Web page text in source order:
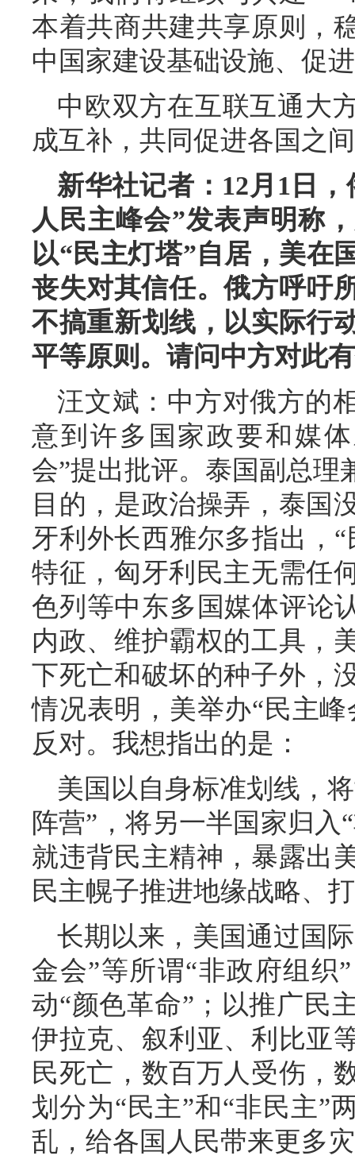
本着共商共建共享原则，
中国家建设基础设施、促
中欧双方在互联互通大
成互补，共同促进各国之
新华社记者：12月1日
人民主峰会”发表声明称
以“民主灯塔”自居，美在
丧失对其信任。俄方呼吁
不搞重新划线，以实际行
平等原则。请问中方对此
汪文斌：中方对俄方的
意到许多国家政要和媒
会”提出批评。泰国副总
目的，是政治操弄，泰国
牙利外长西雅尔多指出，
特征，匈牙利民主无需任
色列等中东多国媒体评论
内政、维护霸权的工具，
下死亡和破坏的种子外，
情况表明，美举办“民主
反对。我想指出的是：
美国以自身标准划线，
阵营”，将另一半国家归
就违背民主精神，暴露出
民主幌子推进地缘战略、
长期以来，美国通过国
金会”等所谓“非政府组织
动“颜色革命”；以推广民
伊拉克、叙利亚、利比亚
民死亡，数百万人受伤，
划分为“民主”和“非民主”
乱，给各国人民带来更多